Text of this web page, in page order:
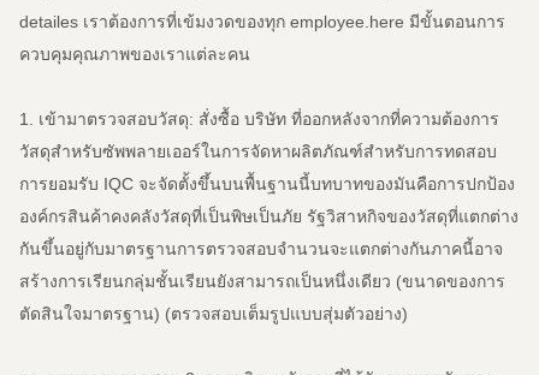
detailes เราต้องการที่เข้มงวดของทุก employee.here มีขั้นตอนการ
ควบคุมคุณภาพของเราแต่ละคน
1. เข้ามาตรวจสอบวัสดุ: สั่งซื้อ บริษัท ที่ออกหลังจากที่ความต้องการ
วัสดุสำหรับซัพพลายเออร์ในการจัดหาผลิตภัณฑ์สำหรับการทดสอบ
การยอมรับ IQC จะจัดตั้งขึ้นบนพื้นฐานนี้บทบาทของมันคือการปกป้อง
องค์กรสินค้าคงคลังวัสดุที่เป็นพิษเป็นภัย รัฐวิสาหกิจของวัสดุที่แตกต่าง
กันขึ้นอยู่กับมาตรฐานการตรวจสอบจำนวนจะแตกต่างกันภาคนี้อาจ
สร้างการเรียนกลุ่มชั้นเรียนยังสามารถเป็นหนึ่งเดียว (ขนาดของการ
ตัดสินใจมาตรฐาน) (ตรวจสอบเต็มรูปแบบสุ่มตัวอย่าง)